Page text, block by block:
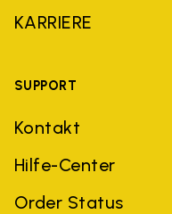
KARRIERE
SUPPORT
Kontakt
Hilfe-Center
Order Status